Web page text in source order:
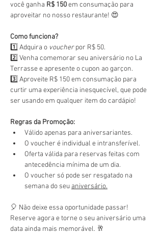
você ganha R$ 150 em consumação para
aproveitar no nosso restaurante! 😍
Como funciona?
1️⃣ Adquira o voucher por R$ 50.
2️⃣ Venha comemorar seu aniversário no La
Terrasse e apresente o cupon ao garçon.
3️⃣ Aproveite R$ 150 em consumação para
curtir uma experiência inesquecível, que pode
ser usando em qualquer item do cardápio!
Regras da Promoção:
Válido apenas para aniversariantes.
O voucher é individual e intransferível.
Oferta válida para reservas feitas com
antecedência mínima de um dia.
O voucher só pode ser resgatado na
semana do seu aniversário.
🎈 Não deixe essa oportunidade passar!
Reserve agora e torne o seu aniversário uma
data ainda mais memorável. 🥂